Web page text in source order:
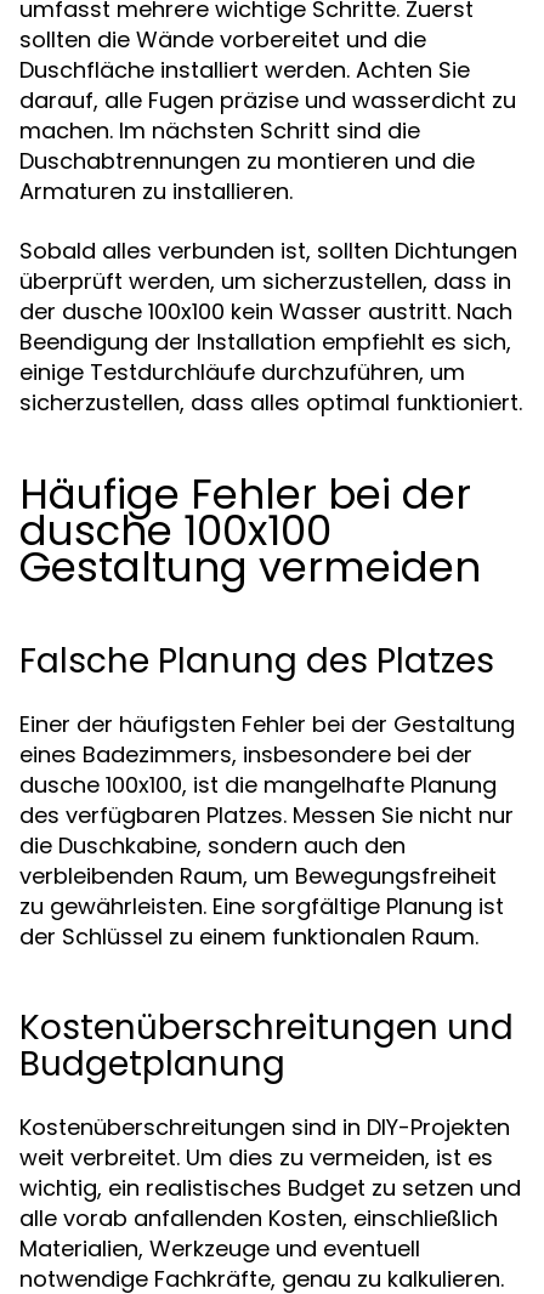
umfasst mehrere wichtige Schritte. Zuerst
sollten die Wände vorbereitet und die
Duschfläche installiert werden. Achten Sie
darauf, alle Fugen präzise und wasserdicht zu
machen. Im nächsten Schritt sind die
Duschabtrennungen zu montieren und die
Armaturen zu installieren.
Sobald alles verbunden ist, sollten Dichtungen
überprüft werden, um sicherzustellen, dass in
der dusche 100x100 kein Wasser austritt. Nach
Beendigung der Installation empfiehlt es sich,
einige Testdurchläufe durchzuführen, um
sicherzustellen, dass alles optimal funktioniert.
Häufige Fehler bei der
dusche 100x100
Gestaltung vermeiden
Falsche Planung des Platzes
Einer der häufigsten Fehler bei der Gestaltung
eines Badezimmers, insbesondere bei der
dusche 100x100, ist die mangelhafte Planung
des verfügbaren Platzes. Messen Sie nicht nur
die Duschkabine, sondern auch den
verbleibenden Raum, um Bewegungsfreiheit
zu gewährleisten. Eine sorgfältige Planung ist
der Schlüssel zu einem funktionalen Raum.
Kostenüberschreitungen und
Budgetplanung
Kostenüberschreitungen sind in DIY-Projekten
weit verbreitet. Um dies zu vermeiden, ist es
wichtig, ein realistisches Budget zu setzen und
alle vorab anfallenden Kosten, einschließlich
Materialien, Werkzeuge und eventuell
notwendige Fachkräfte, genau zu kalkulieren.